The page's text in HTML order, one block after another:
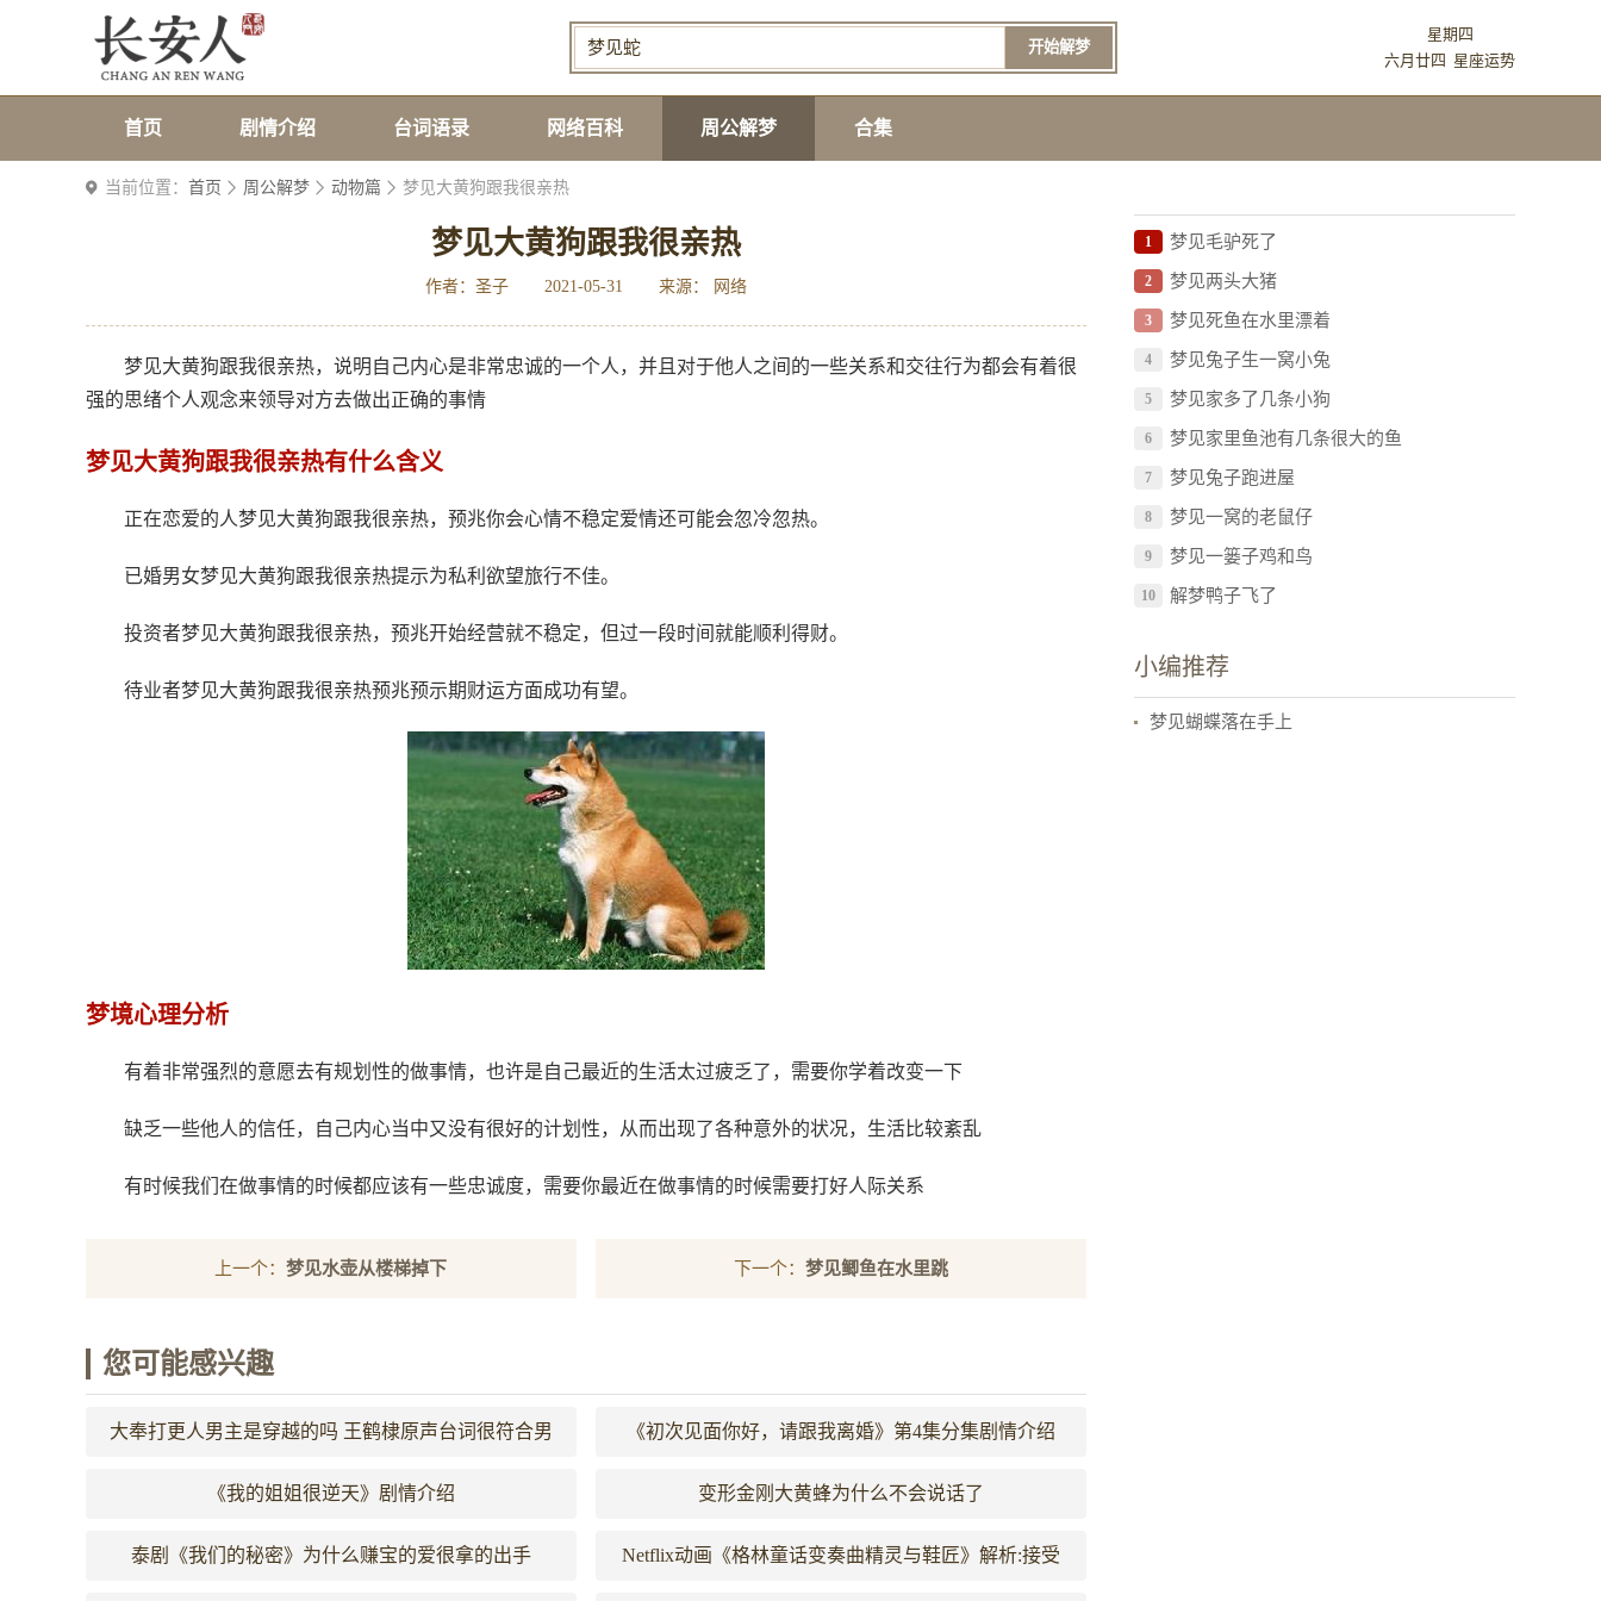
开始解梦
星期四
六月廿四 星座运势
首页 剧情介绍 台词语录 网络百科 周公解梦 合集
当前位置： 首页 周公解梦 动物篇 梦见大黄狗跟我很亲热
梦见大黄狗跟我很亲热
作者：圣子 2021-05-31 来源： 网络
梦见大黄狗跟我很亲热，说明自己内心是非常忠诚的一个人，并且对于他人之间的一些关系和交往行为都会有着很
强的思绪个人观念来领导对方去做出正确的事情
梦见大黄狗跟我很亲热有什么含义
正在恋爱的人梦见大黄狗跟我很亲热，预兆你会心情不稳定爱情还可能会忽冷忽热。
已婚男女梦见大黄狗跟我很亲热提示为私利欲望旅行不佳。
投资者梦见大黄狗跟我很亲热，预兆开始经营就不稳定，但过一段时间就能顺利得财。
待业者梦见大黄狗跟我很亲热预兆预示期财运方面成功有望。
梦境心理分析
有着非常强烈的意愿去有规划性的做事情，也许是自己最近的生活太过疲乏了，需要你学着改变一下
缺乏一些他人的信任，自己内心当中又没有很好的计划性，从而出现了各种意外的状况，生活比较紊乱
有时候我们在做事情的时候都应该有一些忠诚度，需要你最近在做事情的时候需要打好人际关系
上一个：梦见水壶从楼梯掉下 下一个：梦见鲫鱼在水里跳
您可能感兴趣
大奉打更人男主是穿越的吗 王鹤棣原声台词很符合男
主人设
《初次见面你好，请跟我离婚》第4集分集剧情介绍
《我的姐姐很逆天》剧情介绍 变形金刚大黄蜂为什么不会说话了
泰剧《我们的秘密》为什么赚宝的爱很拿的出手 Netflix动画《格林童话变奏曲精灵与鞋匠》解析:接受
1 梦见毛驴死了
2 梦见两头大猪
3 梦见死鱼在水里漂着
4 梦见兔子生一窝小兔
5 梦见家多了几条小狗
6 梦见家里鱼池有几条很大的鱼
7 梦见兔子跑进屋
8 梦见一窝的老鼠仔
9 梦见一篓子鸡和鸟
10 解梦鸭子飞了
小编推荐
梦见蝴蝶落在手上